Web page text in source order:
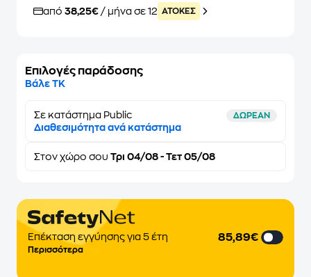
από 38,25€ / μήνα σε 12 ATOKEΣ
Επιλογές παράδοσης
Βάλε ΤΚ
Σε κατάστημα Public ΔΩΡΕΑΝ
Διαθεσιμότητα ανά κατάστημα
Στον χώρο σου Τρι 04/08 - Τετ 05/08
Eπέκταση εγγύησης για 5 έτη
Περισσότερα
85,89€